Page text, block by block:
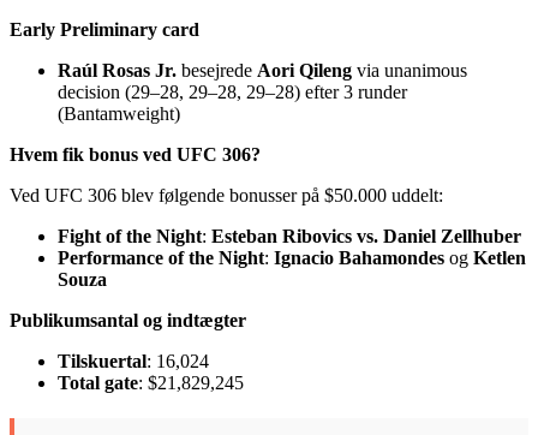
Early Preliminary card
Raúl Rosas Jr. besejrede Aori Qileng via unanimous
decision (29–28, 29–28, 29–28) efter 3 runder
(Bantamweight)
Hvem fik bonus ved UFC 306?
Ved UFC 306 blev følgende bonusser på $50.000 uddelt:
Fight of the Night: Esteban Ribovics vs. Daniel Zellhuber
Performance of the Night: Ignacio Bahamondes og Ketlen
Souza
Publikumsantal og indtægter
Tilskuertal: 16,024
Total gate: $21,829,245